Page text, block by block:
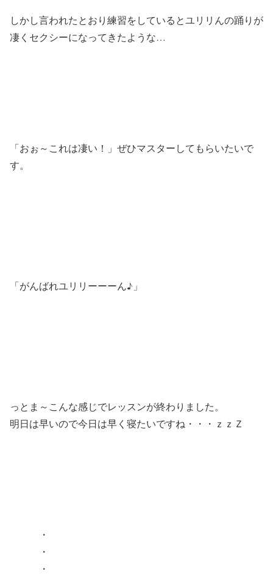
しかし言われたとおり練習をしているとユリリんの踊りが
凄くセクシーになってきたような…
「おぉ～これは凄い！」ぜひマスターしてもらいたいで
す。
「がんばれユリリーーーん♪」
っとま～こんな感じでレッスンが終わりました。
明日は早いので今日は早く寝たいですね・・・ｚｚＺ
・
・
・